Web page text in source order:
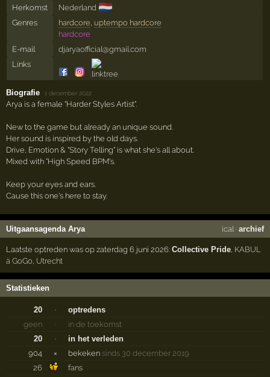
Herkomst
Nederland 🇳🇱
Genres hardcore uptempo hardcore
hardcore
E-mail
djaryaofficial@gmail.com
Links
Biografie ·1 december 2022
Arya is a female "Harder Styles Artist".
New to the game but already an unique sound.
Her sound is inspired by the old days.
Drive, Emotion & "Story Telling" is what she's all about.
Mixed with "High Speed BPM's.
Keep your eyes and ears.
Cause this one's here to stay.
Uitgaansagenda Arya ical · archief
Laatste optreden was op zaterdag 6 juni 2026:Collective Pride, KABUL
à GoGo, Utrecht
Statistieken
20 ·
optredens
geen
·
in de toekomst
20
·
in het verleden
904
× bekeken sinds 30 december 2019
26
fans